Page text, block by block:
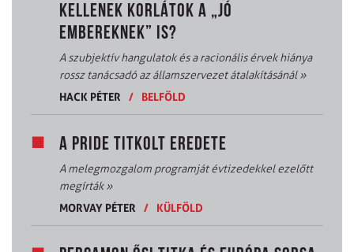
KELLENEK KORLÁTOK A „JÓ
EMBEREKNEK” IS?
A szubjektív hangulatok és a racionális érvek hiánya
rossz tanácsadó az államszervezet átalakításánál»
HACK PÉTER
/ BELFÖLD
A PRIDE TITKOLT EREDETE
A melegmozgalom programját évtizedekkel ezelőtt
megírták»
MORVAY PÉTER
/ KÜLFÖLD